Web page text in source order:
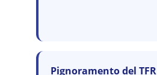
Pignoramento del TFR